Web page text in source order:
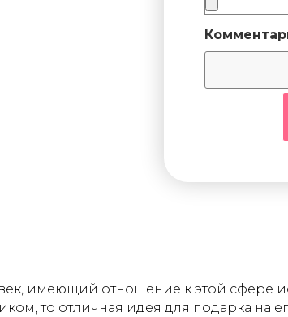
имеющий отношение к этой сфере
то отличная идея для подарка на